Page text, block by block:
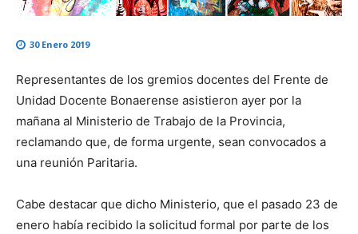
30 Enero 2019
Representantes de los gremios docentes del Frente de
Unidad Docente Bonaerense asistieron ayer por la
mañana al Ministerio de Trabajo de la Provincia,
reclamando que, de forma urgente, sean convocados a
una reunión Paritaria.
Cabe destacar que dicho Ministerio, que el pasado 23 de
enero había recibido la solicitud formal por parte de los